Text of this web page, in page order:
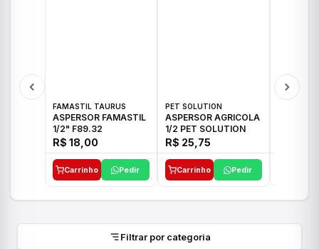
FAMASTIL TAURUS
ASPERSOR FAMASTIL
1/2" F89.32
R$ 18,00
Carrinho Pedir
PET SOLUTION
ASPERSOR AGRICOLA
1/2 PET SOLUTION
R$ 25,75
Carrinho Pedir
Filtrar por categoria